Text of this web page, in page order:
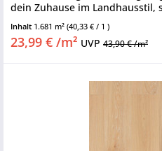
dein Zuhause im Landhausstil,
Inhalt 1.681 m² (40,33 € / 1 )
23,99 € /m² UVP 43,90 € /m²